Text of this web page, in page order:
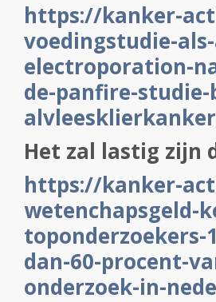
https://kanker-
voedingstudie-
electroporation-
de-panfire-
Het zal lastig zijn
https://kanker-
wetenchapsgeld-
dan-60-procent-
onderzoek-in-